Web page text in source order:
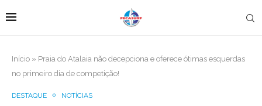
Início » Praia do Atalaia não decepciona e oferece ótimas esquerdas
no primeiro dia de competição!
DESTAQUE NOTÍCIAS